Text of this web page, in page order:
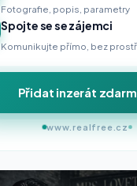
Fotografie, popis, parametry
Spojte se se zájemci
Komunikujte přímo, bez
Přidat inzerát
www.realfree.cz